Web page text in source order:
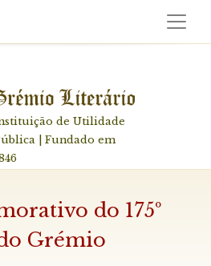
de Utilidade
| Fundado em
do 175º
Grémio